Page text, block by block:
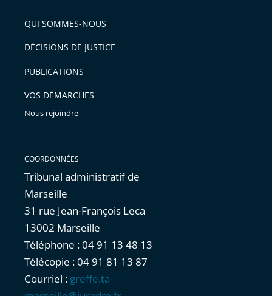
arriver
après
l'article
pour
avant
QUI SOMMES-NOUS
DÉCISIONS DE JUSTICE
PUBLICATIONS
VOS DÉMARCHES
Nous rejoindre
COORDONNÉES
Tribunal administratif de
Marseille
31 rue Jean-François Leca
13002 Marseille
Téléphone : 04 91 13 48 13
Télécopie : 04 91 81 13 87
Courriel : greffe.ta-